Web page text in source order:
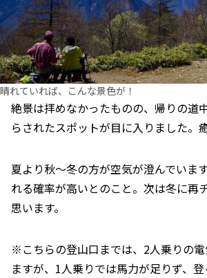
晴れていれば、こんな景色が！
絶景は拝めなかったものの、帰りの道
らされたスポットが目に入りました。
夏より秋～冬の方が空気が澄んでいま
れる確率が高いとのこと。次は冬に再
思います。
※こちらの登山口までは、2人乗りの
ますが、1人乗りでは馬力が足りず、